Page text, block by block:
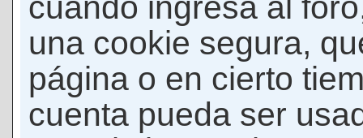
cuando ingresa al
una cookie segura,
página o en cierto
cuenta pueda ser